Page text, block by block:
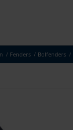
/ Fenders / Bolfenders /